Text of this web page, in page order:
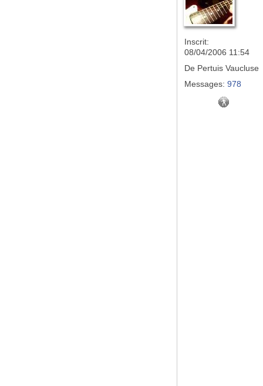
Inscrit:
08/04/2006 11:54
De Pertuis Vaucluse
Messages: 978